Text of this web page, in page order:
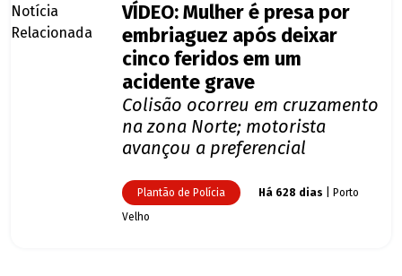
VÍDEO: Mulher é presa por
embriaguez após deixar
cinco feridos em um
acidente grave
Colisão ocorreu em cruzamento
na zona Norte; motorista
avançou a preferencial
Plantão de Polícia Há 628 dias | Porto
Velho